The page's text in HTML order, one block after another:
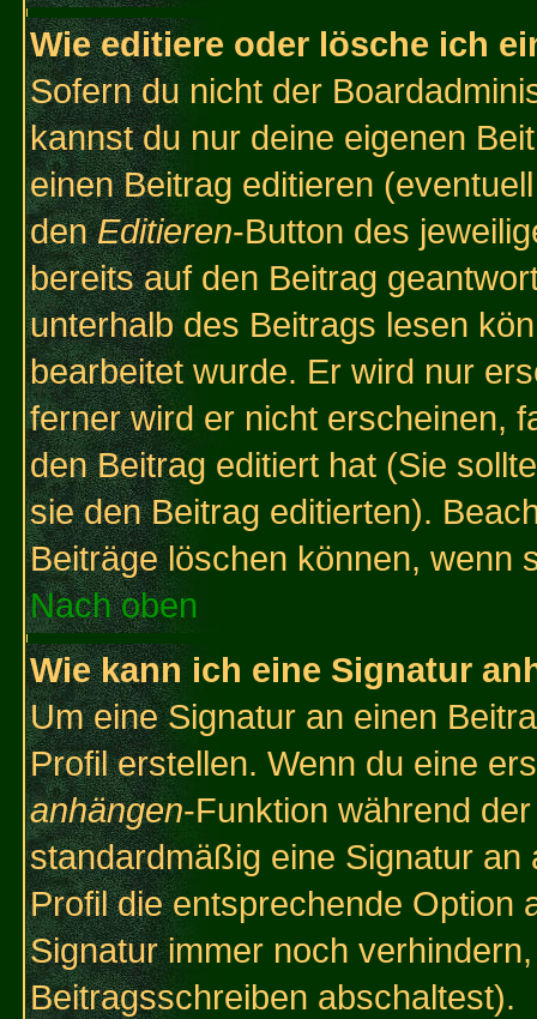
Wie editiere oder lösche ich
Sofern du nicht der
kannst du nur deine eigenen
einen Beitrag editieren
denEditieren-Button des
bereits auf den Beitrag
unterhalb des Beitrags lesen
bearbeitet wurde. Er wird nur
ferner wird er nicht erscheinen,
den Beitrag editiert hat (Sie
sie den Beitrag editierten).
Beiträge löschen können, wenn
Nach oben
Wie kann ich eine Signatur
Um eine Signatur an einen
Profil erstellen. Wenn du eine
anhängen-Funktion während
standardmäßig eine Signatur
Profil die entsprechende Option
Signatur immer noch
Beitragsschreiben abschaltest).